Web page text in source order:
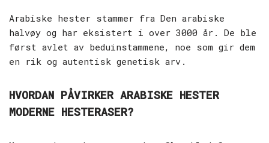
Arabiske hester stammer fra Den arabiske
halvøy og har eksistert i over 3000 år. De ble
først avlet av beduinstammene, noe som gir dem
en rik og autentisk genetisk arv.
HVORDAN PÅVIRKER ARABISKE HESTER
MODERNE HESTERASER?